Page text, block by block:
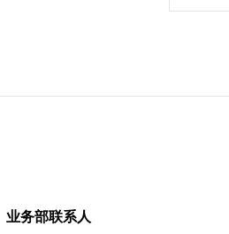
业务部联系人